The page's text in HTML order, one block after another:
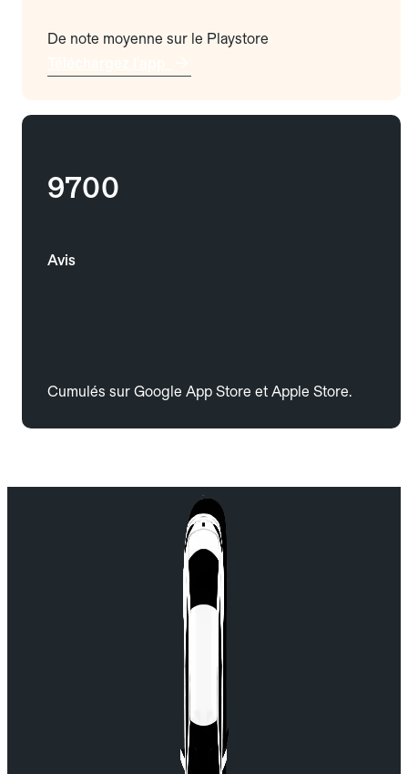
De note moyenne sur le Playstore
9700
Avis
Cumulés sur Google App Store et Apple Store.